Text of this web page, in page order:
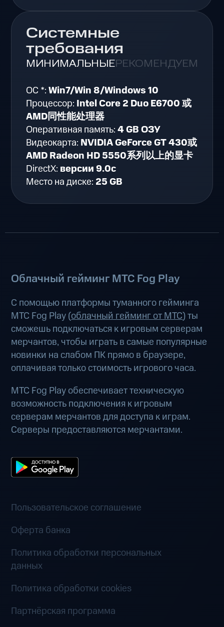
Системные
требования
МИНИМАЛЬНЫЕРЕКОМЕНДУЕМЫЕ
ОС *:Win7/Win 8/Windows 10
Процессор: Intel Core 2 Duo E6700 或
AMD同性能处理器
Оперативная память:4 GB ОЗУ
Видеокарта: NVIDIA GeForce GT 430或
AMD Radeon HD 5550系列以上的显卡
DirectX: версии 9.0c
Место на диске: 25 GB
Облачный гейминг МТС Fog Play
С помощью платформы туманного гейминга
МТС Fog Play (облачный гейминг от МТС) ты
сможешь подключаться к игровым серверам
мерчантов, чтобы играть в самые популярные
новинки на слабом ПК прямо в браузере,
оплачивая только стоимость игрового часа.
МТС Fog Play обеспечивает техническую
возможность подключения к игровым
серверам мерчантов для доступа к играм.
Серверы предоставляются мерчантами.
Пользовательское соглашение
Оферта банка
Политика обработки персональных
данных
Политика обработки cookies
Партнёрская программа